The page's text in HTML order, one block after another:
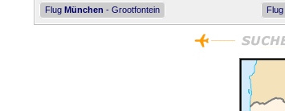
Flug München - Grootfontein Flug